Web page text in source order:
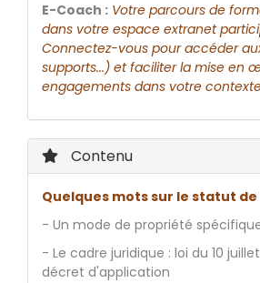
E-Coach : Votre parcours de
dans votre espace extranet
Connectez-­vous pour accéder
supports...) et faciliter la mise en
engagements dans votre
Contenu
Quelques mots sur le statut
- Un mode de propriété
- Le cadre juridique : loi du 10
décret d'application